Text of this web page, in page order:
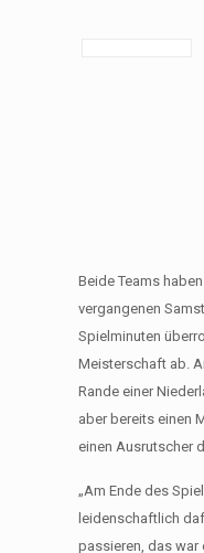
Beide Teams
vergangenen
Spielminuten
Meisterschaft ab.
Rande einer
aber bereits einen
einen Ausrutscher
„Am Ende des
leidenschaftlich
passieren, das war